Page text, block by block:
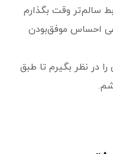
سالم‌تر وقت بگذارم
احساس موفق‌بودن
در نظر بگیرم تا طبق